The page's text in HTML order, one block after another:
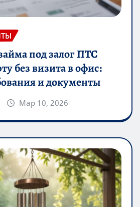
под залог ПТС
без визита в офис:
и документы
Мар 10, 2026